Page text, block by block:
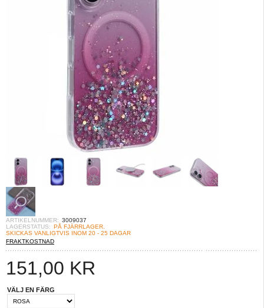
ARTIKELNUMMER: 3009037
LAGERSTATUS: PÅ FJÄRRLAGER.
SKICKAS VANLIGTVIS INOM 20 - 25 DAGAR
FRAKTKOSTNAD
151,00 KR
VÄLJ EN FÄRG